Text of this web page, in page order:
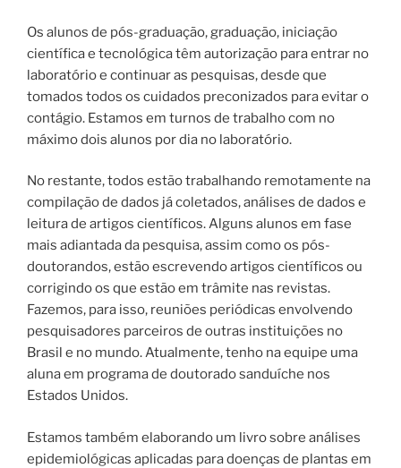
Os alunos de pós-graduação, graduação, iniciação
científica e tecnológica têm autorização para entrar no
laboratório e continuar as pesquisas, desde que
tomados todos os cuidados preconizados para evitar o
contágio. Estamos em turnos de trabalho com no
máximo dois alunos por dia no laboratório.
No restante, todos estão trabalhando remotamente na
compilação de dados já coletados, análises de dados e
leitura de artigos científicos. Alguns alunos em fase
mais adiantada da pesquisa, assim como os pós-
doutorandos, estão escrevendo artigos científicos ou
corrigindo os que estão em trâmite nas revistas.
Fazemos, para isso, reuniões periódicas envolvendo
pesquisadores parceiros de outras instituições no
Brasil e no mundo. Atualmente, tenho na equipe uma
aluna em programa de doutorado sanduíche nos
Estados Unidos.
Estamos também elaborando um livro sobre análises
epidemiológicas aplicadas para doenças de plantas em